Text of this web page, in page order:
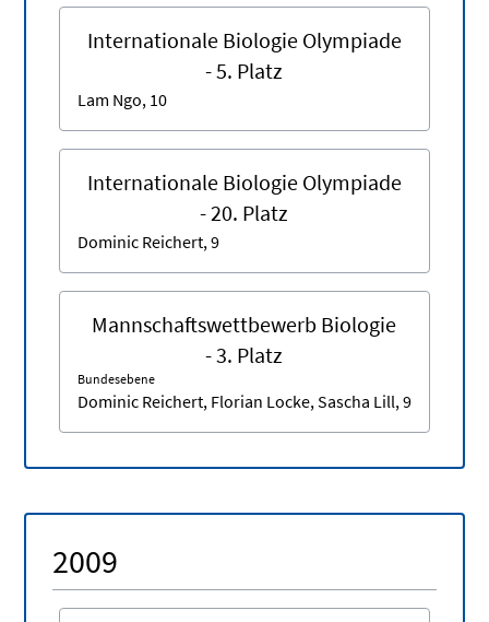
Internationale Biologie Olympiade
- 5. Platz
Lam Ngo, 10
Internationale Biologie Olympiade
- 20. Platz
Dominic Reichert, 9
Mannschaftswettbewerb Biologie
- 3. Platz
Bundesebene
Dominic Reichert, Florian Locke, Sascha Lill, 9
2009